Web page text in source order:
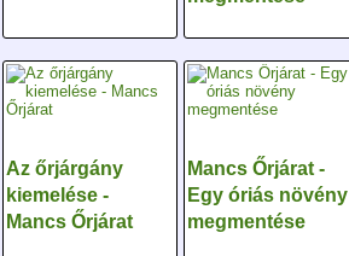
Az őrjárgány
kiemelése -
Mancs Őrjárat
Mancs Őrjárat -
Egy óriás növény
megmentése